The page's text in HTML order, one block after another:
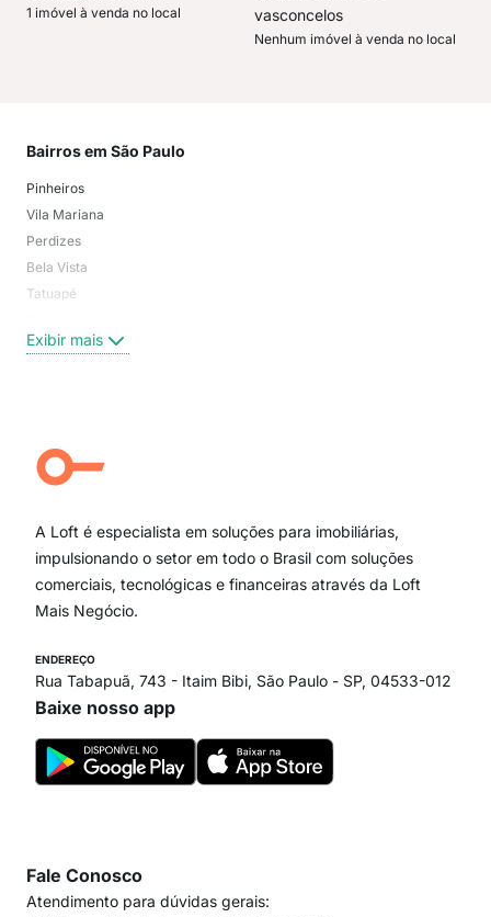
1 imóvel à venda no local
vasconcelos
Nenhum imóvel à venda no local
Bairros em São Paulo
Pinheiros
Vila Mariana
Perdizes
Bela Vista
Tatuapé
Centro
Campo Belo
Ipiranga
Paraíso
Itaim Bibi
Exibir mais
A Loft é especialista em soluções para imobiliárias,
impulsionando o setor em todo o Brasil com soluções
comerciais, tecnológicas e financeiras através da Loft
Mais Negócio.
ENDEREÇO
Rua Tabapuã, 743 - Itaim Bibi, São Paulo - SP, 04533-012
Baixe nosso app
Fale Conosco
Atendimento para dúvidas gerais: